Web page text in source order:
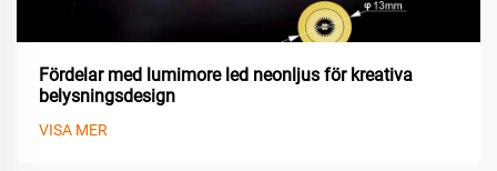
Fördelar med lumimore led neonljus för kreativa
belysningsdesign
VISA MER